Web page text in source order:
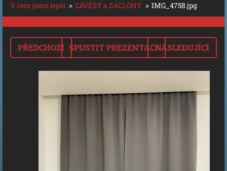
V čem jsme lepší > ZÁVĚSY a ZÁCLONY > IMG_4758.jpg
PŘEDCHOZÍ SPUSTIT PREZENTACINÁSLEDUJÍCÍ